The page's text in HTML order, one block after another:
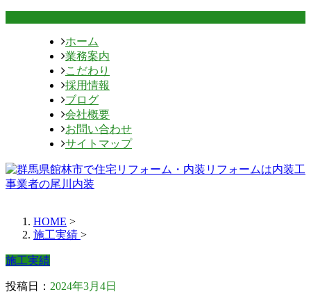
ホーム
業務案内
こだわり
採用情報
ブログ
会社概要
お問い合わせ
サイトマップ
HOME >
施工実績 >
施工実績
投稿日： 2024年3月4日